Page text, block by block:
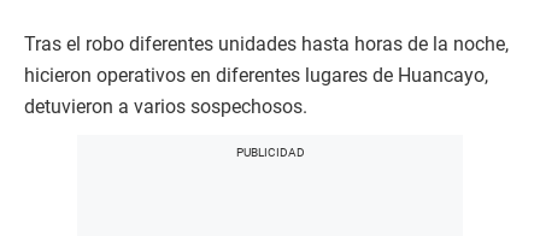
Tras el robo diferentes unidades hasta horas de la noche,
hicieron operativos en diferentes lugares de Huancayo,
detuvieron a varios sospechosos.